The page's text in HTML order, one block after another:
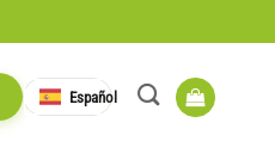
Español